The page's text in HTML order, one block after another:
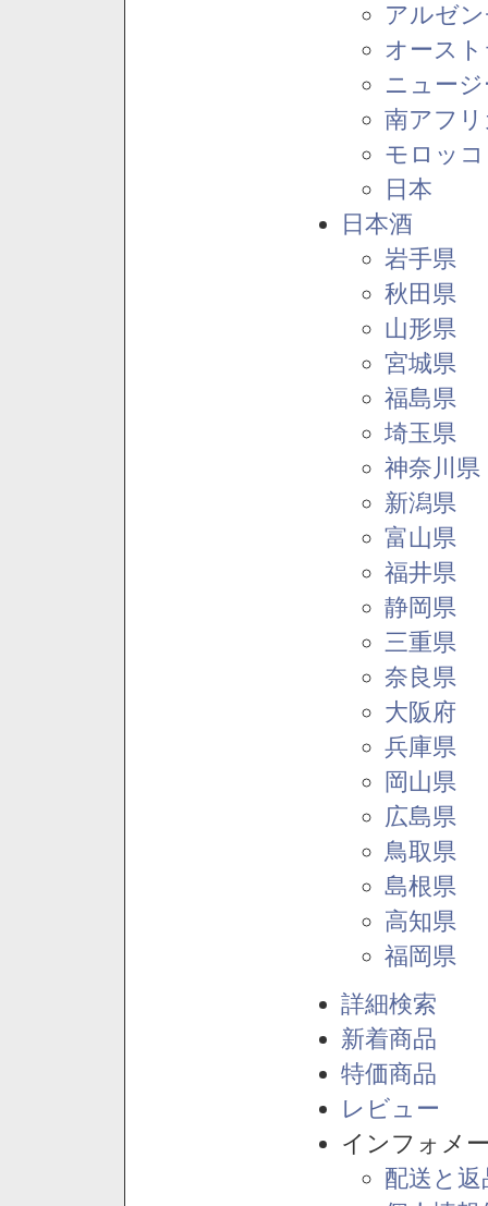
アルゼ
オース
ニュー
南アフ
モロッコ
日本
日本酒
岩手県
秋田県
山形県
宮城県
福島県
埼玉県
神奈川県
新潟県
富山県
福井県
静岡県
三重県
奈良県
大阪府
兵庫県
岡山県
広島県
鳥取県
島根県
高知県
福岡県
詳細検索
新着商品
特価商品
レビュー
インフォメ
配送と